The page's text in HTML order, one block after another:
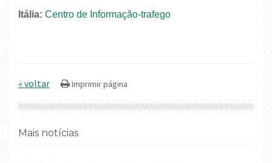
Itália: Centro de Informação-trafego
« voltar
Mais notícias